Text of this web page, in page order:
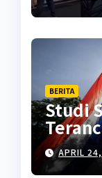
BERITA
Studi
Setara
APRIL